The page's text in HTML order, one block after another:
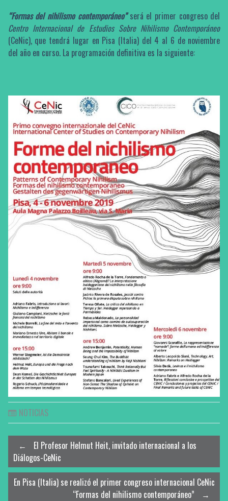
“Formas del nihilismo contemporáneo”será el primer congreso del
Centro Internacional de Estudios Sobre Nihilismo Contemporáneo
(CeNic), que tendrá lugar en Pisa (Italia) del 4 al 6 de noviembre
del año en curso. La programación definitiva es la siguiente:
NOTICIAS
Post
navigation
←
El Profesor Helmut Heit, invitado internacional a los
Diálogos-CeNic
En Pisa (Italia) se realizó el primer congreso internacional CeNic
“Formas del nihilismo contemporáneo”
→